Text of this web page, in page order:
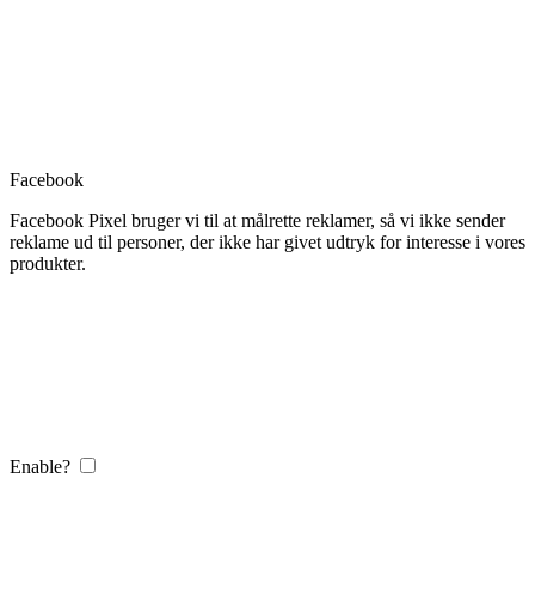
Facebook
Facebook Pixel bruger vi til at målrette reklamer, så vi ikke sender
reklame ud til personer, der ikke har givet udtryk for interesse i vores
produkter.
Enable?